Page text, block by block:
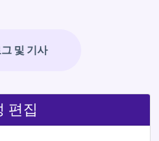
및 기사
편집